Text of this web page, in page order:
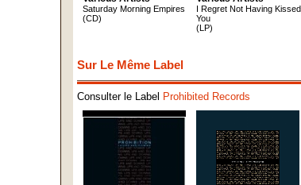
Saturday Morning Empires
(CD)
I Regret Not Having Kissed
You
(LP)
Sur Le Même Label
Consulter le Label Prohibited Records